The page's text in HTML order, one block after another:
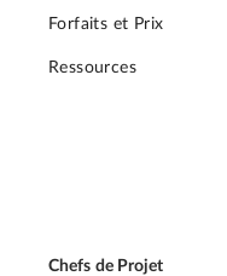
Forfaits et Prix
Ressources
Chefs de Projet